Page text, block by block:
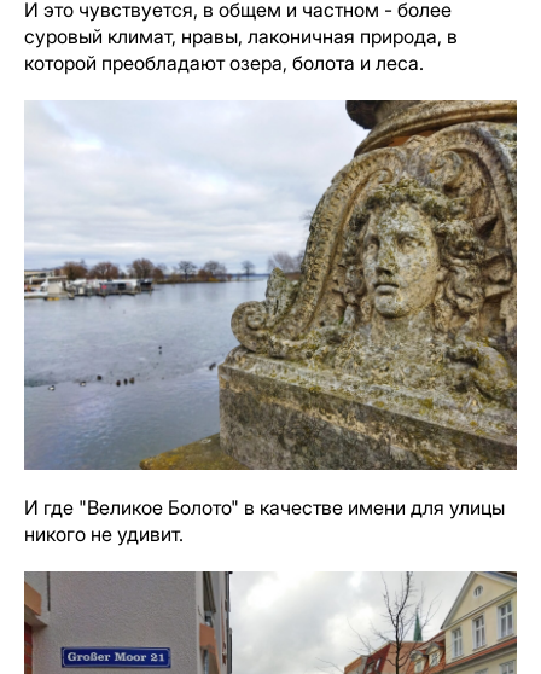
И это чувствуется, в общем и частном - более
суровый климат, нравы, лаконичная природа, в
которой преобладают озера, болота и леса.
И где "Великое Болото" в качестве имени для улицы
никого не удивит.